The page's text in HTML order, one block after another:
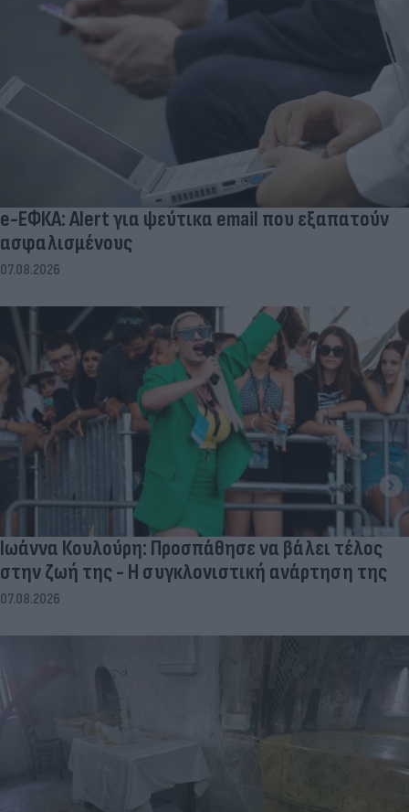
e-ΕΦΚΑ: Alert για ψεύτικα email που εξαπατούν
ασφαλισμένους
07.08.2026
Ιωάννα Κουλούρη: Προσπάθησε να βάλει τέλος
στην ζωή της - Η συγκλονιστική ανάρτηση της
07.08.2026